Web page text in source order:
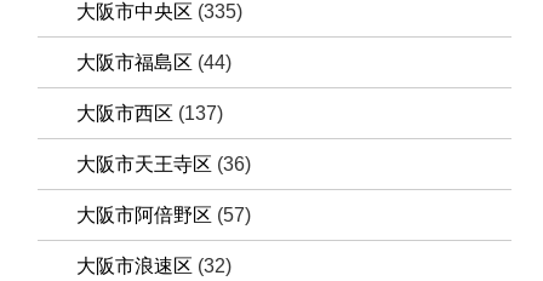
大阪市中央区 (335)
大阪市福島区 (44)
大阪市西区 (137)
大阪市天王寺区 (36)
大阪市阿倍野区 (57)
大阪市浪速区 (32)